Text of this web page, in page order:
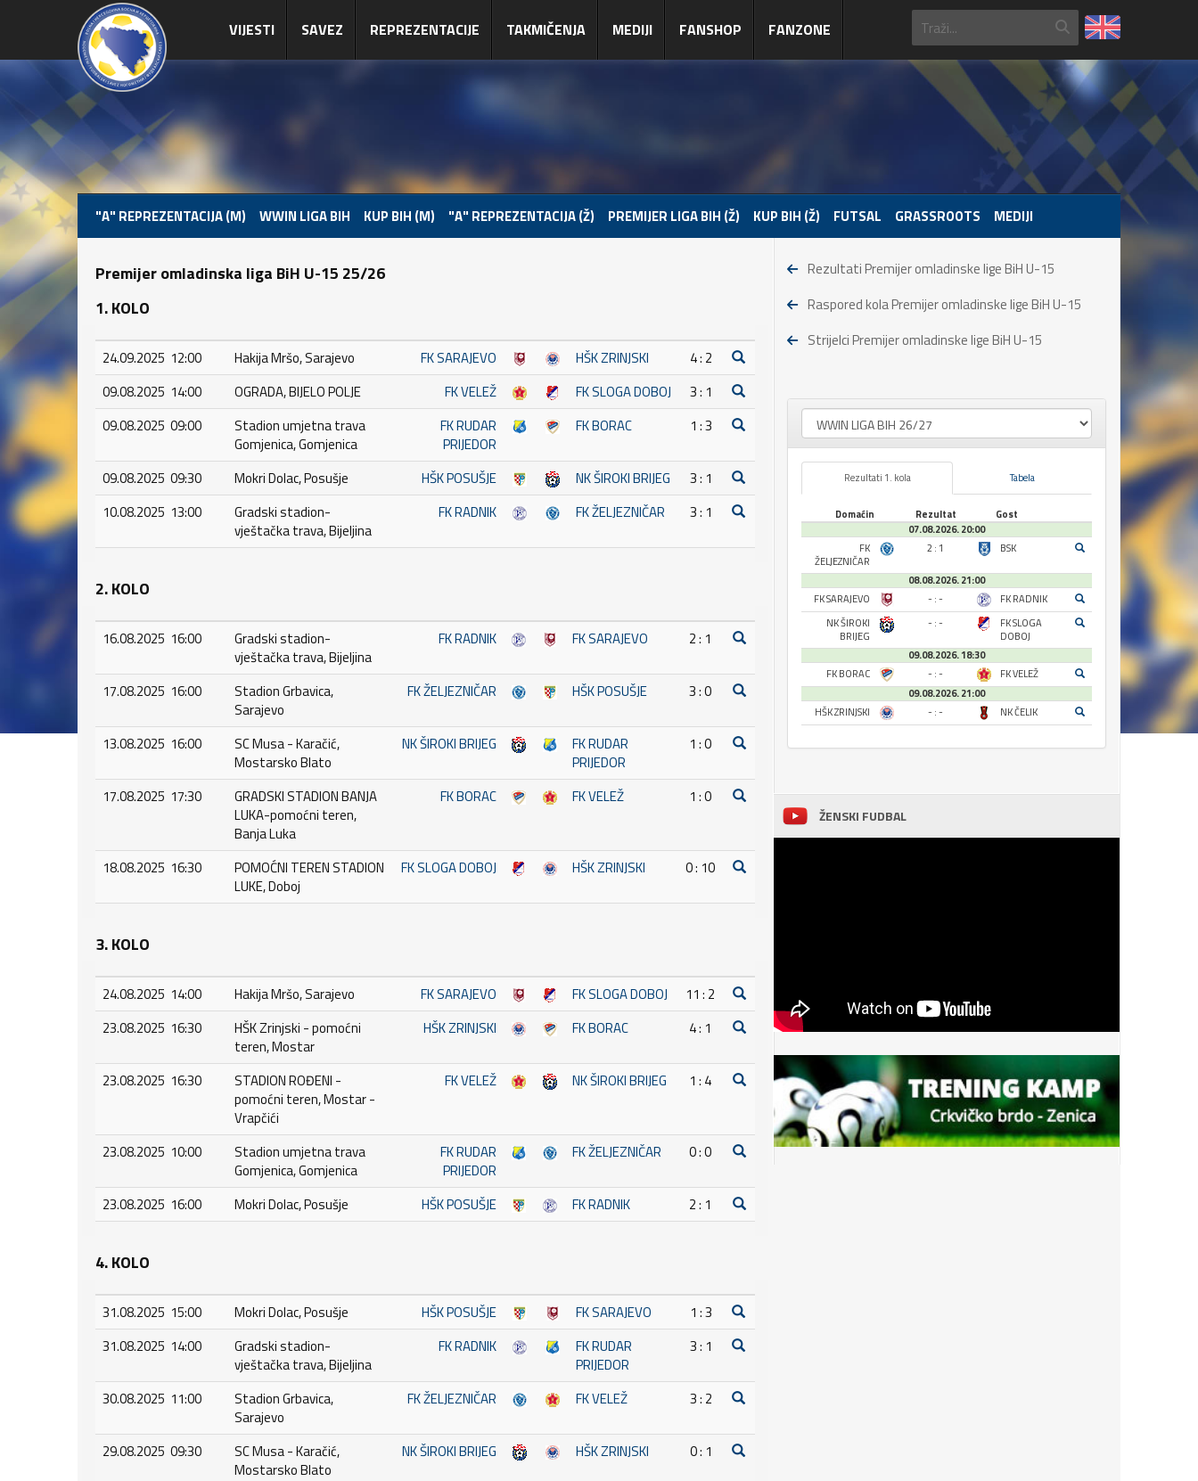
VIJESTI SAVEZ REPREZENTACIJE TAKMIČENJA MEDIJI FANSHOP FANZONE
"A" REPREZENTACIJA (M) WWIN LIGA BIH KUP BIH (M) "A" REPREZENTACIJA (Ž) PREMIJER LIGA BIH (Ž) KUP BIH (Ž) FUTSAL GRASSROOTS MEDIJI
Premijer omladinska liga BiH U-15 25/26
1. KOLO
24.09.2025 12:00 Hakija Mršo, Sarajevo FK SARAJEVO HŠK ZRINJSKI
4 : 2
09.08.2025 14:00
OGRADA, BIJELO POLJE FK VELEŽ FK SLOGA DOBOJ
3 : 1
09.08.2025 09:00
Stadion umjetna trava
Gomjenica, Gomjenica
FK RUDAR
PRIJEDOR
FK BORAC 1 : 3
09.08.2025 09:30 Mokri Dolac, Posušje HŠK POSUŠJE NK ŠIROKI BRIJEG
3 : 1
10.08.2025 13:00
Gradski stadion-
vještačka trava, Bijeljina
FK RADNIK FK ŽELJEZNIČAR 3 : 1
2. KOLO
16.08.2025 16:00
Gradski stadion-
vještačka trava, Bijeljina
FK RADNIK FK SARAJEVO 2 : 1
17.08.2025 16:00
Stadion Grbavica,
Sarajevo
FK ŽELJEZNIČAR HŠK POSUŠJE 3 : 0
13.08.2025 16:00
SC Musa - Karačić,
Mostarsko Blato
NK ŠIROKI BRIJEG
FK RUDAR
PRIJEDOR
1 : 0
17.08.2025 17:30
GRADSKI STADION BANJA
LUKA-pomoćni teren,
Banja Luka
FK BORAC FK VELEŽ 1 : 0
18.08.2025 16:30
POMOĆNI TEREN STADION
LUKE, Doboj
FK SLOGA DOBOJ HŠK ZRINJSKI 0 : 10
3. KOLO
24.08.2025 14:00 Hakija Mršo, Sarajevo FK SARAJEVO FK SLOGA DOBOJ
11 : 2
23.08.2025 16:30
HŠK Zrinjski - pomoćni
teren, Mostar
HŠK ZRINJSKI FK BORAC 4 : 1
23.08.2025 16:30
STADION ROĐENI -
pomoćni teren, Mostar -
Vrapčići
FK VELEŽ NK ŠIROKI BRIJEG 1 : 4
23.08.2025 10:00
Stadion umjetna trava
Gomjenica, Gomjenica
FK RUDAR
PRIJEDOR
FK ŽELJEZNIČAR 0 : 0
23.08.2025 16:00 Mokri Dolac, Posušje HŠK POSUŠJE FK RADNIK 2 : 1
4. KOLO
31.08.2025 15:00 Mokri Dolac, Posušje HŠK POSUŠJE FK SARAJEVO
1 : 3
31.08.2025 14:00
Gradski stadion-
vještačka trava, Bijeljina
FK RADNIK
FK RUDAR
PRIJEDOR
3 : 1
30.08.2025 11:00
Stadion Grbavica,
Sarajevo
FK ŽELJEZNIČAR FK VELEŽ 3 : 2
29.08.2025 09:30
SC Musa - Karačić,
Mostarsko Blato
NK ŠIROKI BRIJEG HŠK ZRINJSKI 0 : 1
Rezultati Premijer omladinske lige BiH U-15
Raspored kola Premijer omladinske lige BiH U-15
Strijelci Premijer omladinske lige BiH U-15
Rezultati 1. kola Tabela
Domaćin Rezultat
Gost
07.08.2026. 20:00
FK
ŽELJEZNIČAR
2 : 1 BSK
08.08.2026. 21:00
FK SARAJEVO
- : -
FK RADNIK
NK ŠIROKI
BRIJEG
- : -
FK SLOGA
DOBOJ
09.08.2026. 18:30
FK BORAC
- : -
FK VELEŽ
09.08.2026. 21:00
HŠK ZRINJSKI
- : - NK ČELIK
ŽENSKI FUDBAL